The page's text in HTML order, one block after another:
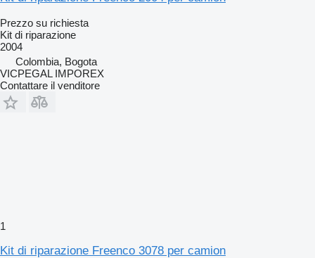
Prezzo su richiesta
Kit di riparazione
2004
Colombia, Bogota
VICPEGAL IMPOREX
Contattare il venditore
1
Kit di riparazione Freenco 3078 per camion